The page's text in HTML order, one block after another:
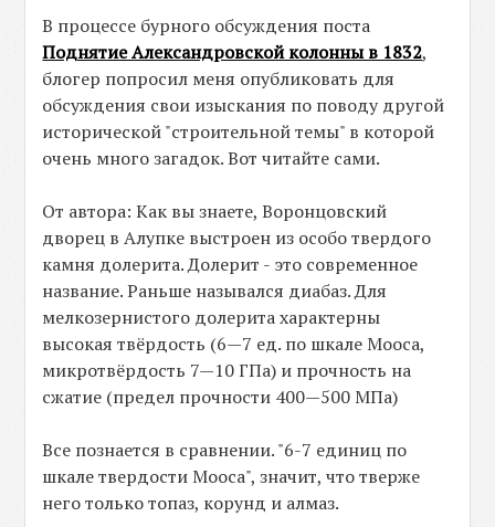
В процессе бурного обсуждения поста
Поднятие Александровской колонны в 1832,
блогер попросил меня опубликовать для
обсуждения свои изыскания по поводу другой
исторической "строительной темы" в которой
очень много загадок. Вот читайте сами.
От автора: Как вы знаете, Воронцовский
дворец в Алупке выстроен из особо твердого
камня долерита. Долерит - это современное
название. Раньше назывался диабаз. Для
мелкозернистого долерита характерны
высокая твёрдость (6—7 ед. по шкале Мооса,
микротвёрдость 7—10 ГПа) и прочность на
сжатие (предел прочности 400—500 МПа)
Все познается в сравнении. "6-7 единиц по
шкале твердости Мооса", значит, что тверже
него только топаз, корунд и алмаз.